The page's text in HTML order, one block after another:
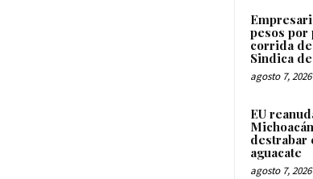
pesos por
corrida
Sindica
agosto 7, 2026
EU
destrabar
aguacate
agosto 7, 2026